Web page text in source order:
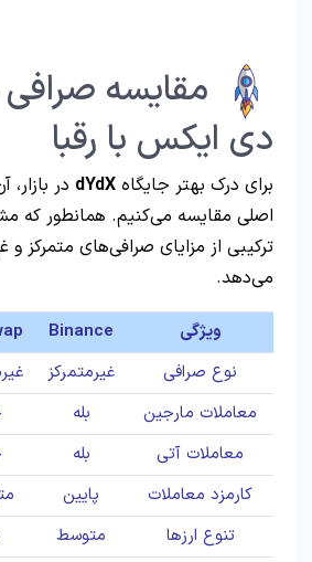
مقایسه
دی ایکس با رقبا
برای درک بهتر جایگاه dYdX در بازار،
اصلی مقایسه می‌کنیم. همانطور که
ترکیبی از مزایای صرافی‌های متمرکز و
می‌دهد.
ویژگی Binance
نوع صرافی
غیرمتمرکز
معاملات مارجین
بله
معاملات آتی
بله
کارمزد معاملات
پایین
تنوع ارزها
متوسط